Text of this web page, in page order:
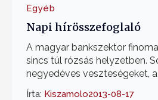
Egyéb
Napi hírösszefoglaló
A magyar bankszektor
sincs túl rózsás helyzetben.
negyedéves veszteségeket,
Írta: Kiszamolo2013-08-17